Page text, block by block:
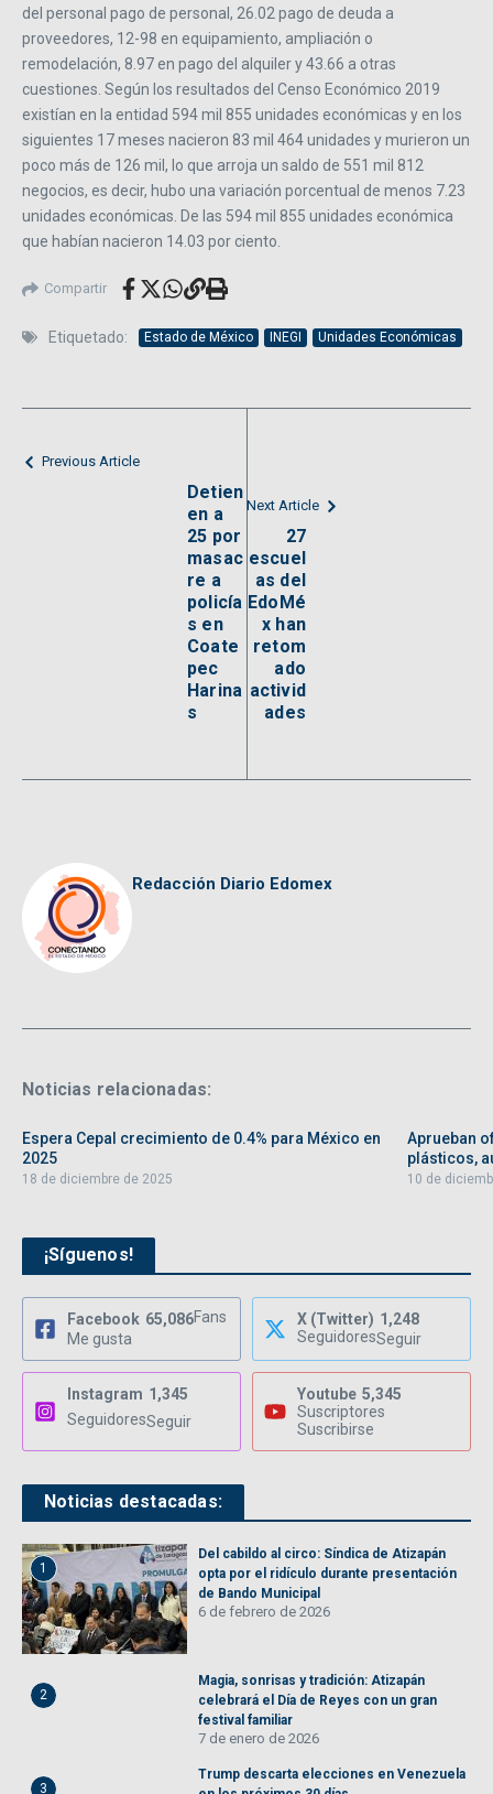
del personal pago de personal, 26.02 pago de deuda a
proveedores, 12-98 en equipamiento, ampliación o
remodelación, 8.97 en pago del alquiler y 43.66 a otras
cuestiones. Según los resultados del Censo Económico 2019
existían en la entidad 594 mil 855 unidades económicas y en los
siguientes 17 meses nacieron 83 mil 464 unidades y murieron un
poco más de 126 mil, lo que arroja un saldo de 551 mil 812
negocios, es decir, hubo una variación porcentual de menos 7.23
unidades económicas. De las 594 mil 855 unidades económica
que habían nacieron 14.03 por ciento.
Compartir
Etiquetado: Estado de México INEGI Unidades Económicas
Previous Article
Detien
en a
25 por
masac
re a
policía
s en
Coate
pec
Harina
s
Next Article
27
escuel
as del
EdoMé
x han
retom
ado
activid
ades
Redacción Diario Edomex
Noticias relacionadas:
Espera Cepal crecimiento de 0.4% para México en
2025
18 de diciembre de 2025
Aprueban
plásticos,
10 de
¡Síguenos!
Facebook 65,086Fans
Me gusta
X (Twitter) 1,248
SeguidoresSeguir
Instagram 1,345
SeguidoresSeguir
Youtube 5,345
Suscriptores
Suscribirse
Noticias destacadas:
1
Del cabildo al circo: Síndica de Atizapán
opta por el ridículo durante presentación
de Bando Municipal
6 de febrero de 2026
2
Magia, sonrisas y tradición: Atizapán
celebrará el Día de Reyes con un gran
festival familiar
7 de enero de 2026
3
Trump descarta elecciones en Venezuela